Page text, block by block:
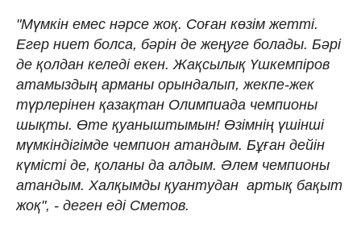
"Мүмкін емес нәрсе жоқ. Соған көзім жетті.
Егер ниет болса, бәрін де жеңуге болады. Бәрі
де қолдан келеді екен. Жақсылық Үшкемпіров
атамыздың арманы орындалып, жекпе-жек
түрлерінен қазақтан Олимпиада чемпионы
шықты. Өте қуаныштымын! Өзімнің үшінші
мүмкіндігімде чемпион атандым. Бұған дейін
күмісті де, қоланы да алдым. Әлем чемпионы
атандым. Халқымды қуантудан артық бақыт
жоқ", - деген еді Сметов.